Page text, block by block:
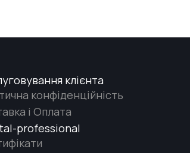
клієнта
конфіденційність
і Оплата
professional